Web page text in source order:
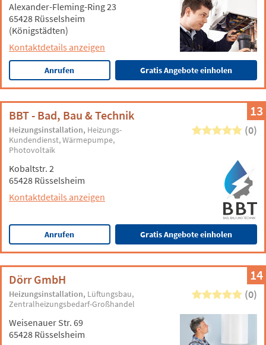
Alexander-Fleming-Ring 23
65428 Rüsselsheim
(Königstädten)
Kontaktdetails anzeigen
Anrufen Gratis Angebote einholen
13
BBT - Bad, Bau & Technik
Heizungsinstallation Heizungs-
Kundendienst Wärmepumpe
Photovoltaik
(0)
Kobaltstr. 2
65428 Rüsselsheim
Kontaktdetails anzeigen
Anrufen Gratis Angebote einholen
14
Dörr GmbH
Heizungsinstallation Lüftungsbau
Zentralheizungsbedarf-Großhandel
(0)
Weisenauer Str. 69
65428 Rüsselsheim